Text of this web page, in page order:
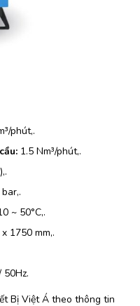
phút,.
1.5 Nm³/phút,.
~ 50°C,.
1750 mm,.
50Hz.
Bị Việt Á theo thông tin